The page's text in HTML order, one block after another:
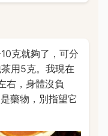
克就夠了，可分
用5克。我現在
右，身體沒負
藥物，別指望它